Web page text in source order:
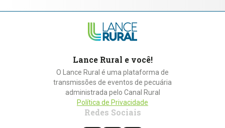
Lance Rural e você!
O Lance Rural é uma plataforma de
transmissões de eventos de pecuária
administrada pelo Canal Rural
Política de Privacidade
Redes Sociais